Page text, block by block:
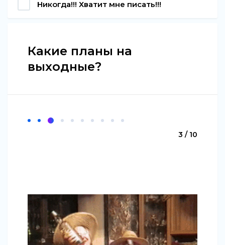
Никогда!!! Хватит мне писать!!!
Какие планы на
выходные?
3 / 10